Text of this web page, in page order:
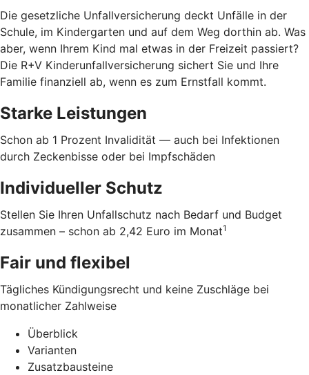
Die gesetzliche Unfallversicherung deckt Unfälle in der
Schule, im Kindergarten und auf dem Weg dorthin ab. Was
aber, wenn Ihrem Kind mal etwas in der Freizeit passiert?
Die R+V Kinderunfallversicherung sichert Sie und Ihre
Familie finanziell ab, wenn es zum Ernstfall kommt.
Starke Leistungen
Schon ab 1 Prozent Invalidität — auch bei Infektionen
durch Zeckenbisse oder bei Impfschäden
Individueller Schutz
Stellen Sie Ihren Unfallschutz nach Bedarf und Budget
zusammen – schon ab 2,42 Euro im Monat1
Fair und flexibel
Tägliches Kündigungsrecht und keine Zuschläge bei
monatlicher Zahlweise
Überblick
Varianten
Zusatzbausteine